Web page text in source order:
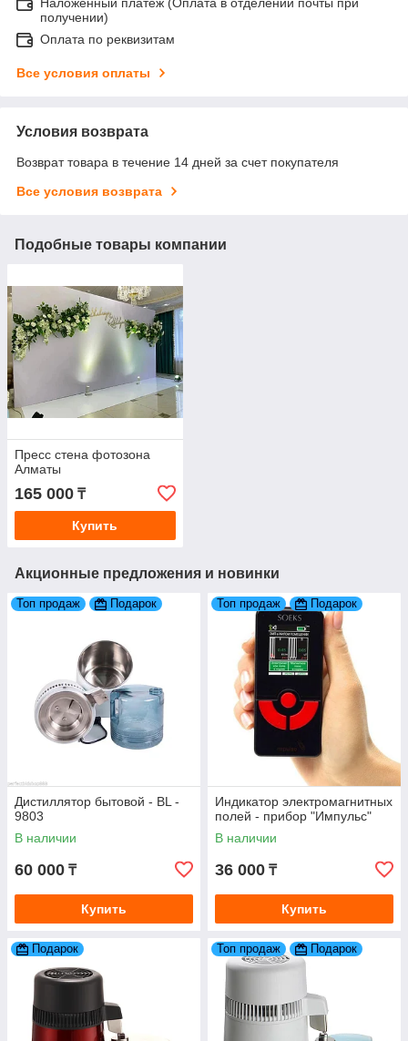
получении)
Оплата по реквизитам
Все условия оплаты
Условия возврата
Возврат товара в течение 14 дней за счет покупателя
Все условия возврата
Подобные товары компании
Пресс стена фотозона
Алматы
165 000 ₸
Купить
Акционные предложения и новинки
Топ продаж Подарок
Дистиллятор бытовой - BL -
9803
В наличии
60 000 ₸
Купить
Топ продаж Подарок
Индикатор электромагнитных
полей - прибор "Импульс"
В наличии
36 000 ₸
Купить
Подарок Топ продаж Подарок